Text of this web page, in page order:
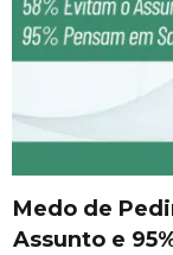
Medo de
Assunto e